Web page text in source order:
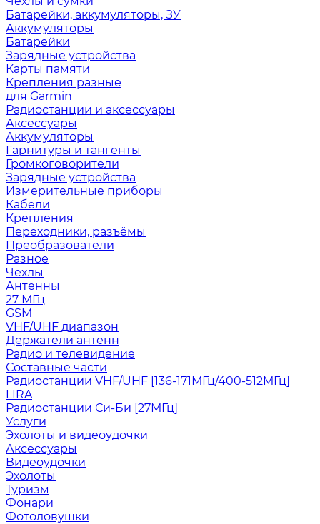
Батарейки, аккумуляторы, ЗУ
Аккумуляторы
Батарейки
Зарядные устройства
Карты памяти
Крепления разные
для Garmin
Радиостанции и аксессуары
Аксессуары
Аккумуляторы
Гарнитуры и тангенты
Громкоговорители
Зарядные устройства
Измерительные приборы
Кабели
Крепления
Переходники, разъёмы
Преобразователи
Разное
Чехлы
Антенны
27 МГц
GSM
VHF/UHF диапазон
Держатели антенн
Радио и телевидение
Составные части
Радиостанции VHF/UHF [136-171МГц/400-512МГц]
LIRA
Радиостанции Си-Би [27МГц]
Услуги
Эхолоты и видеоудочки
Аксессуары
Видеоудочки
Эхолоты
Туризм
Фонари
Фотоловушки